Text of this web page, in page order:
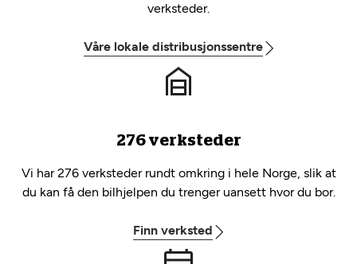
verksteder.
Våre lokale distribusjonssentre
276 verksteder
Vi har 276 verksteder rundt omkring i hele Norge, slik at
du kan få den bilhjelpen du trenger uansett hvor du bor.
Finn verksted